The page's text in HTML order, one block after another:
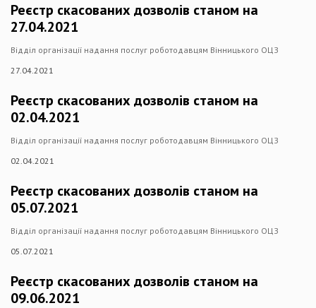
Реєстр скасованих дозволів станом на
27.04.2021
Відділ організації надання послуг роботодавцям Вінницького ОЦЗ
27.04.2021
Реєстр скасованих дозволів станом на
02.04.2021
Відділ організації надання послуг роботодавцям Вінницького ОЦЗ
02.04.2021
Реєстр скасованих дозволів станом на
05.07.2021
Відділ організації надання послуг роботодавцям Вінницького ОЦЗ
05.07.2021
Реєстр скасованих дозволів станом на
09.06.2021